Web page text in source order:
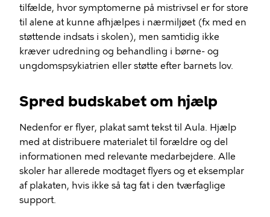
tilfælde, hvor symptomerne på mistrivsel er for store
til alene at kunne afhjælpes i nærmiljøet (fx med en
støttende indsats i skolen), men samtidig ikke
kræver udredning og behandling i børne- og
ungdomspsykiatrien eller støtte efter barnets lov.
Spred budskabet om hjælp
Nedenfor er flyer, plakat samt tekst til Aula. Hjælp
med at distribuere materialet til forældre og del
informationen med relevante medarbejdere. Alle
skoler har allerede modtaget flyers og et eksemplar
af plakaten, hvis ikke så tag fat i den tværfaglige
support.